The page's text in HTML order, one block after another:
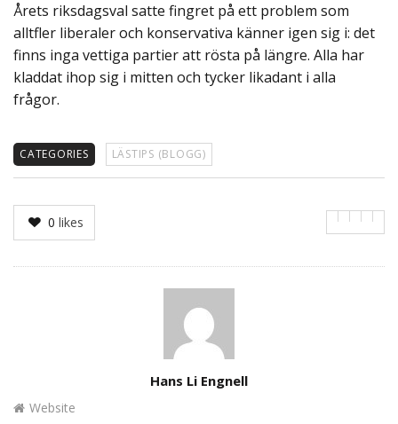
Årets riksdagsval satte fingret på ett problem som
alltfler liberaler och konservativa känner igen sig i: det
finns inga vettiga partier att rösta på längre. Alla har
kladdat ihop sig i mitten och tycker likadant i alla
frågor.
CATEGORIES LÄSTIPS (BLOGG)
0 likes
Hans Li Engnell
Website